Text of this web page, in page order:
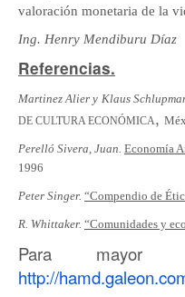
valoración monetaria de la
Ing. Henry Mendiburu Díaz
Referencias.
Martinez Alier y Klaus
DE CULTURA ECONÓMICA,
Perelló Sivera, Juan. Economía
1996
Peter Singer. “Compendio de
R. Whittaker. “Comunidades y
Para mayor
http://